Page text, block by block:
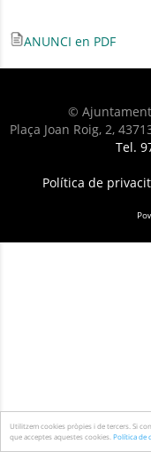
Utilitzem cookies pròpies i de tercers. Si
que acceptes aquestes cookies. Política de
ANUNCI en PDF
© Ajuntament
Plaça Joan Roig, 2,
Tel.
Política de